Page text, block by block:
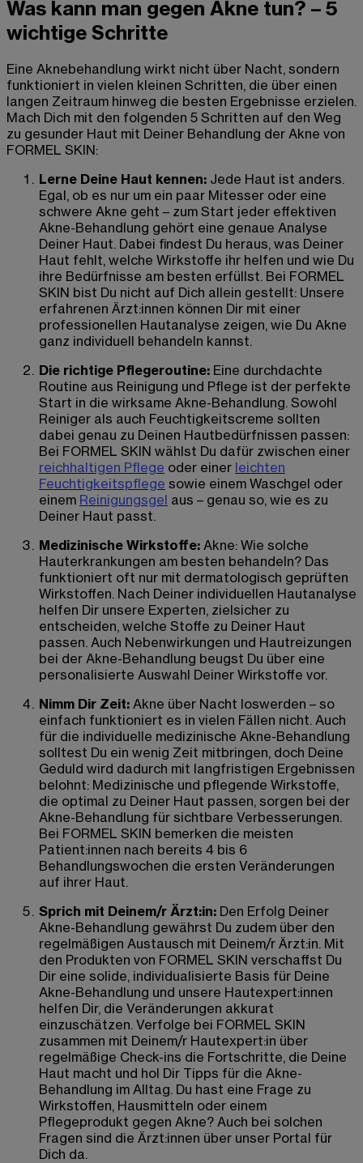
Was kann man gegen Akne tun? – 5
wichtige Schritte
Eine Aknebehandlung wirkt nicht über Nacht, sondern
funktioniert in vielen kleinen Schritten, die über einen
langen Zeitraum hinweg die besten Ergebnisse erzielen.
Mach Dich mit den folgenden 5 Schritten auf den Weg
zu gesunder Haut mit Deiner Behandlung der Akne von
FORMEL SKIN:
Lerne Deine Haut kennen: Jede Haut ist anders.
Egal, ob es nur um ein paar Mitesser oder eine
schwere Akne geht – zum Start jeder effektiven
Akne-Behandlung gehört eine genaue Analyse
Deiner Haut. Dabei findest Du heraus, was Deiner
Haut fehlt, welche Wirkstoffe ihr helfen und wie Du
ihre Bedürfnisse am besten erfüllst. Bei FORMEL
SKIN bist Du nicht auf Dich allein gestellt: Unsere
erfahrenen Ärzt:innen können Dir mit einer
professionellen Hautanalyse zeigen, wie Du Akne
ganz individuell behandeln kannst.
Die richtige Pflegeroutine: Eine durchdachte
Routine aus Reinigung und Pflege ist der perfekte
Start in die wirksame Akne-Behandlung. Sowohl
Reiniger als auch Feuchtigkeitscreme sollten
dabei genau zu Deinen Hautbedürfnissen passen:
Bei FORMEL SKIN wählst Du dafür zwischen einer
reichhaltigen Pflege oder einer leichten
Feuchtigkeitspflege sowie einem Waschgel oder
einem Reinigungsgel aus – genau so, wie es zu
Deiner Haut passt.
Medizinische Wirkstoffe: Akne: Wie solche
Hauterkrankungen am besten behandeln? Das
funktioniert oft nur mit dermatologisch geprüften
Wirkstoffen. Nach Deiner individuellen Hautanalyse
helfen Dir unsere Experten, zielsicher zu
entscheiden, welche Stoffe zu Deiner Haut
passen. Auch Nebenwirkungen und Hautreizungen
bei der Akne-Behandlung beugst Du über eine
personalisierte Auswahl Deiner Wirkstoffe vor.
Nimm Dir Zeit: Akne über Nacht loswerden – so
einfach funktioniert es in vielen Fällen nicht. Auch
für die individuelle medizinische Akne-Behandlung
solltest Du ein wenig Zeit mitbringen, doch Deine
Geduld wird dadurch mit langfristigen Ergebnissen
belohnt: Medizinische und pflegende Wirkstoffe,
die optimal zu Deiner Haut passen, sorgen bei der
Akne-Behandlung für sichtbare Verbesserungen.
Bei FORMEL SKIN bemerken die meisten
Patient:innen nach bereits 4 bis 6
Behandlungswochen die ersten Veränderungen
auf ihrer Haut.
Sprich mit Deinem/r Ärzt:in: Den Erfolg Deiner
Akne-Behandlung gewährst Du zudem über den
regelmäßigen Austausch mit Deinem/r Ärzt:in. Mit
den Produkten von FORMEL SKIN verschaffst Du
Dir eine solide, individualisierte Basis für Deine
Akne-Behandlung und unsere Hautexpert:innen
helfen Dir, die Veränderungen akkurat
einzuschätzen. Verfolge bei FORMEL SKIN
zusammen mit Deinem/r Hautexpert:in über
regelmäßige Check-ins die Fortschritte, die Deine
Haut macht und hol Dir Tipps für die Akne-
Behandlung im Alltag. Du hast eine Frage zu
Wirkstoffen, Hausmitteln oder einem
Pflegeprodukt gegen Akne? Auch bei solchen
Fragen sind die Ärzt:innen über unser Portal für
Dich da.